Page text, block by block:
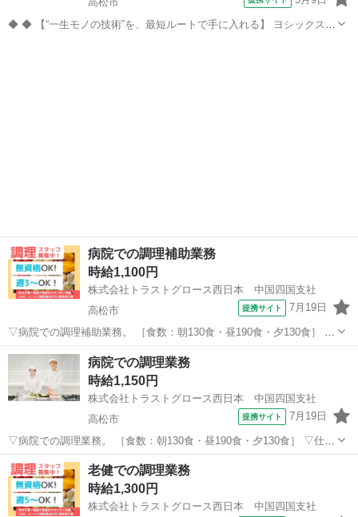
◆ ◆ 【“一生モノの技術”を、最短ルートで手に入れる】 ヨシックスフ
病院での調理補助業務
時給1,100円
株式会社トラストグロース西日本 中国四国支社
高松市
提携サイト 7月19日
▽病院での調理補助業務。 ［食数：朝130食・昼190食・夕130食］ ▽
仕込み、盛付け、配膳、洗い物 等。 ▽制服：貸与あり。 ●先輩社員
が丁寧に教えます！ 【必須資格】 ◇不問 【必須条件】 ◇病院・施設
での調理...
香川 高松市 キッチン
病院での調理業務
時給1,150円
株式会社トラストグロース西日本 中国四国支社
高松市
提携サイト 7月19日
▽病院での調理業務。 ［食数：朝130食・昼190食・夕130食］ ▽仕込
み、調理、盛り付け、洗浄 等。 ※栄養士も調理業務あり。 ▽制服：
貸与あり。 ●先輩社員が丁寧に教えます！ ●喫煙所有り。 【必須資
格】 ◇調理...
香川 高松市 キッチン
老健での調理業務
時給1,300円
株式会社トラストグロース西日本 中国四国支社